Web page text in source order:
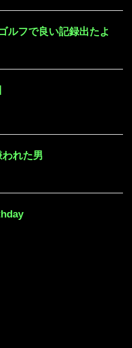
ルフで良い記録出たよ
れた男